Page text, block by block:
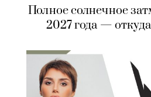
Полное солнечное
2027 года —